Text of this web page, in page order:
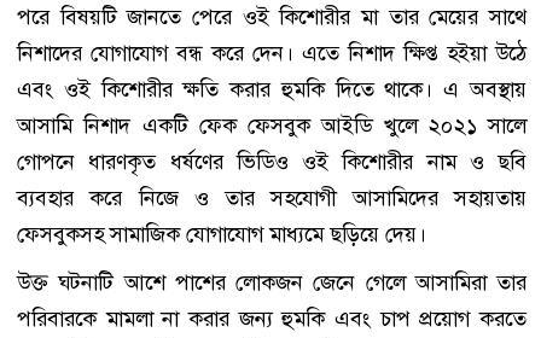
পরে বিষয়টি জানতে পেরে ওই কিশোরীর মা তার মেয়ের সাথে
নিশাদের যোগাযোগ বন্ধ করে দেন। এতে নিশাদ ক্ষিপ্ত হইয়া উঠে
এবং ওই কিশোরীর ক্ষতি করার হুমকি দিতে থাকে। এ অবস্থায়
আসামি নিশাদ একটি ফেক ফেসবুক আইডি খুলে ২০২১ সালে
গোপনে ধারণকৃত ধর্ষণের ভিডিও ওই কিশোরীর নাম ও ছবি
ব্যবহার করে নিজে ও তার সহযোগী আসামিদের সহায়তায়
ফেসবুকসহ সামাজিক যোগাযোগ মাধ্যমে ছড়িয়ে দেয়।
উক্ত ঘটনাটি আশে পাশের লোকজন জেনে গেলে আসামিরা তার
পরিবারকে মামলা না করার জন্য হুমকি এবং চাপ প্রয়োগ করতে